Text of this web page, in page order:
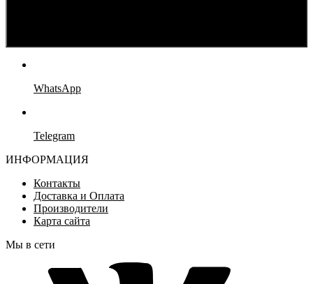
WhatsApp
Telegram
ИНФОРМАЦИЯ
Контакты
Доставка и Оплата
Производители
Карта сайта
Мы в сети